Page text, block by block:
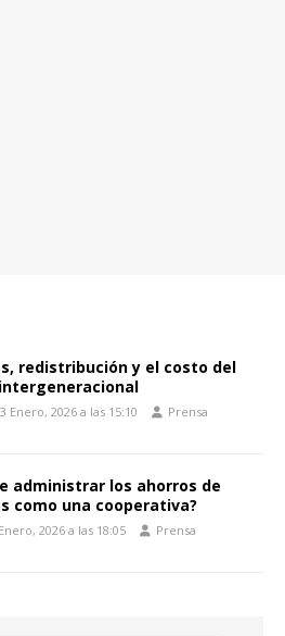
redistribución y el costo del
Enero, 2026 a las 15:10 Prensa
administrar los ahorros de
como una cooperativa?
2026 a las 18:05 Prensa